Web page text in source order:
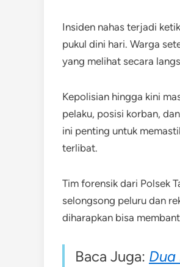
Insiden nahas terjadi
pukul dini hari. Warga
yang melihat secara
Kepolisian hingga kini
pelaku, posisi korban,
ini penting untuk
terlibat.
Tim forensik dari Polsek
selongsong peluru dan
diharapkan bisa
Baca Juga: Dua